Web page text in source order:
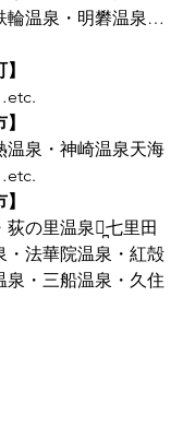
温泉・ 明礬温泉…
・神崎温泉天海
里温泉・̪七里田
法華院温泉・紅殻
・三船温泉・ 久住